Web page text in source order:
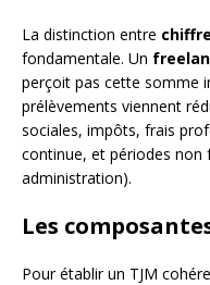
La distinction entre
fondamentale. Un
perçoit pas cette somme
prélèvements viennent
sociales, impôts, frais
continue, et périodes non
administration).
Les
Pour établir un TJM